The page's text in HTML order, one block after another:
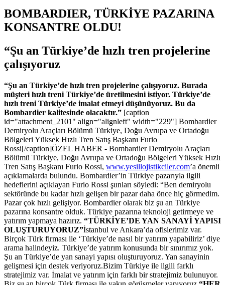
BOMBARDIER, TÜRKİYE PAZARINA
KONSANTRE OLDU!
“Şu an Türkiye’de hızlı tren projelerine
çalışıyoruz
“Şu an Türkiye’de hızlı tren projelerine çalışıyoruz. Burada
müşteri hızlı treni Türkiye’de üretilmesini istiyor. Türkiye’de
hızlı treni Türkiye’de imalat etmeyi düşünüyoruz. Bu da
Bombardier kalitesinde olacaktır.” [caption
id="attachment_2101" align="alignleft" width="229"] Bombardier
Demiryolu Araçları Bölümü Türkiye, Doğu Avrupa ve Ortadoğu
Bölgeleri Yüksek Hızlı Tren Satış Başkanı Furio
Rossi[/caption]ÖZEL HABER - Bombardier Demiryolu Araçları
Bölümü Türkiye, Doğu Avrupa ve Ortadoğu Bölgeleri Yüksek Hızlı
Tren Satış Başkanı Furio Rossi, www.yesillojistikciler.com’a önemli
açıklamalarda bulundu. Bombardier’in Türkiye pazarıyla ilgili
hedeflerini açıklayan Furio Rossi şunları söyledi: “Ben demiryolu
sektöründe bu kadar hızlı gelişen bir pazar daha önce hiç görmedim.
Pazar çok hızlı gelişiyor. Bombardier olarak biz şu an Türkiye
pazarına konsantre olduk. Türkiye pazarına teknoloji getirmeye ve
yatırım yapmaya hazırız. “TÜRKİYE’DE YAN SANAYİ YAPISI
OLUŞTURUYORUZ”İstanbul ve Ankara’da ofislerimiz var.
Birçok Türk firması ile ‘Türkiye’de nasıl bir yatırım yapabiliriz’ diye
arama halindeyiz. Türkiye’de yatırım konusunda bir sınırımız yok.
Şu an Türkiye’de yan sanayi yapısı oluşturuyoruz. Yan sanayinin
gelişmesi için destek veriyoruz.Bizim Türkiye ile ilgili farklı
stratejimiz var. İmalat ve yatırım için farklı bir stratejimiz bulunuyor.